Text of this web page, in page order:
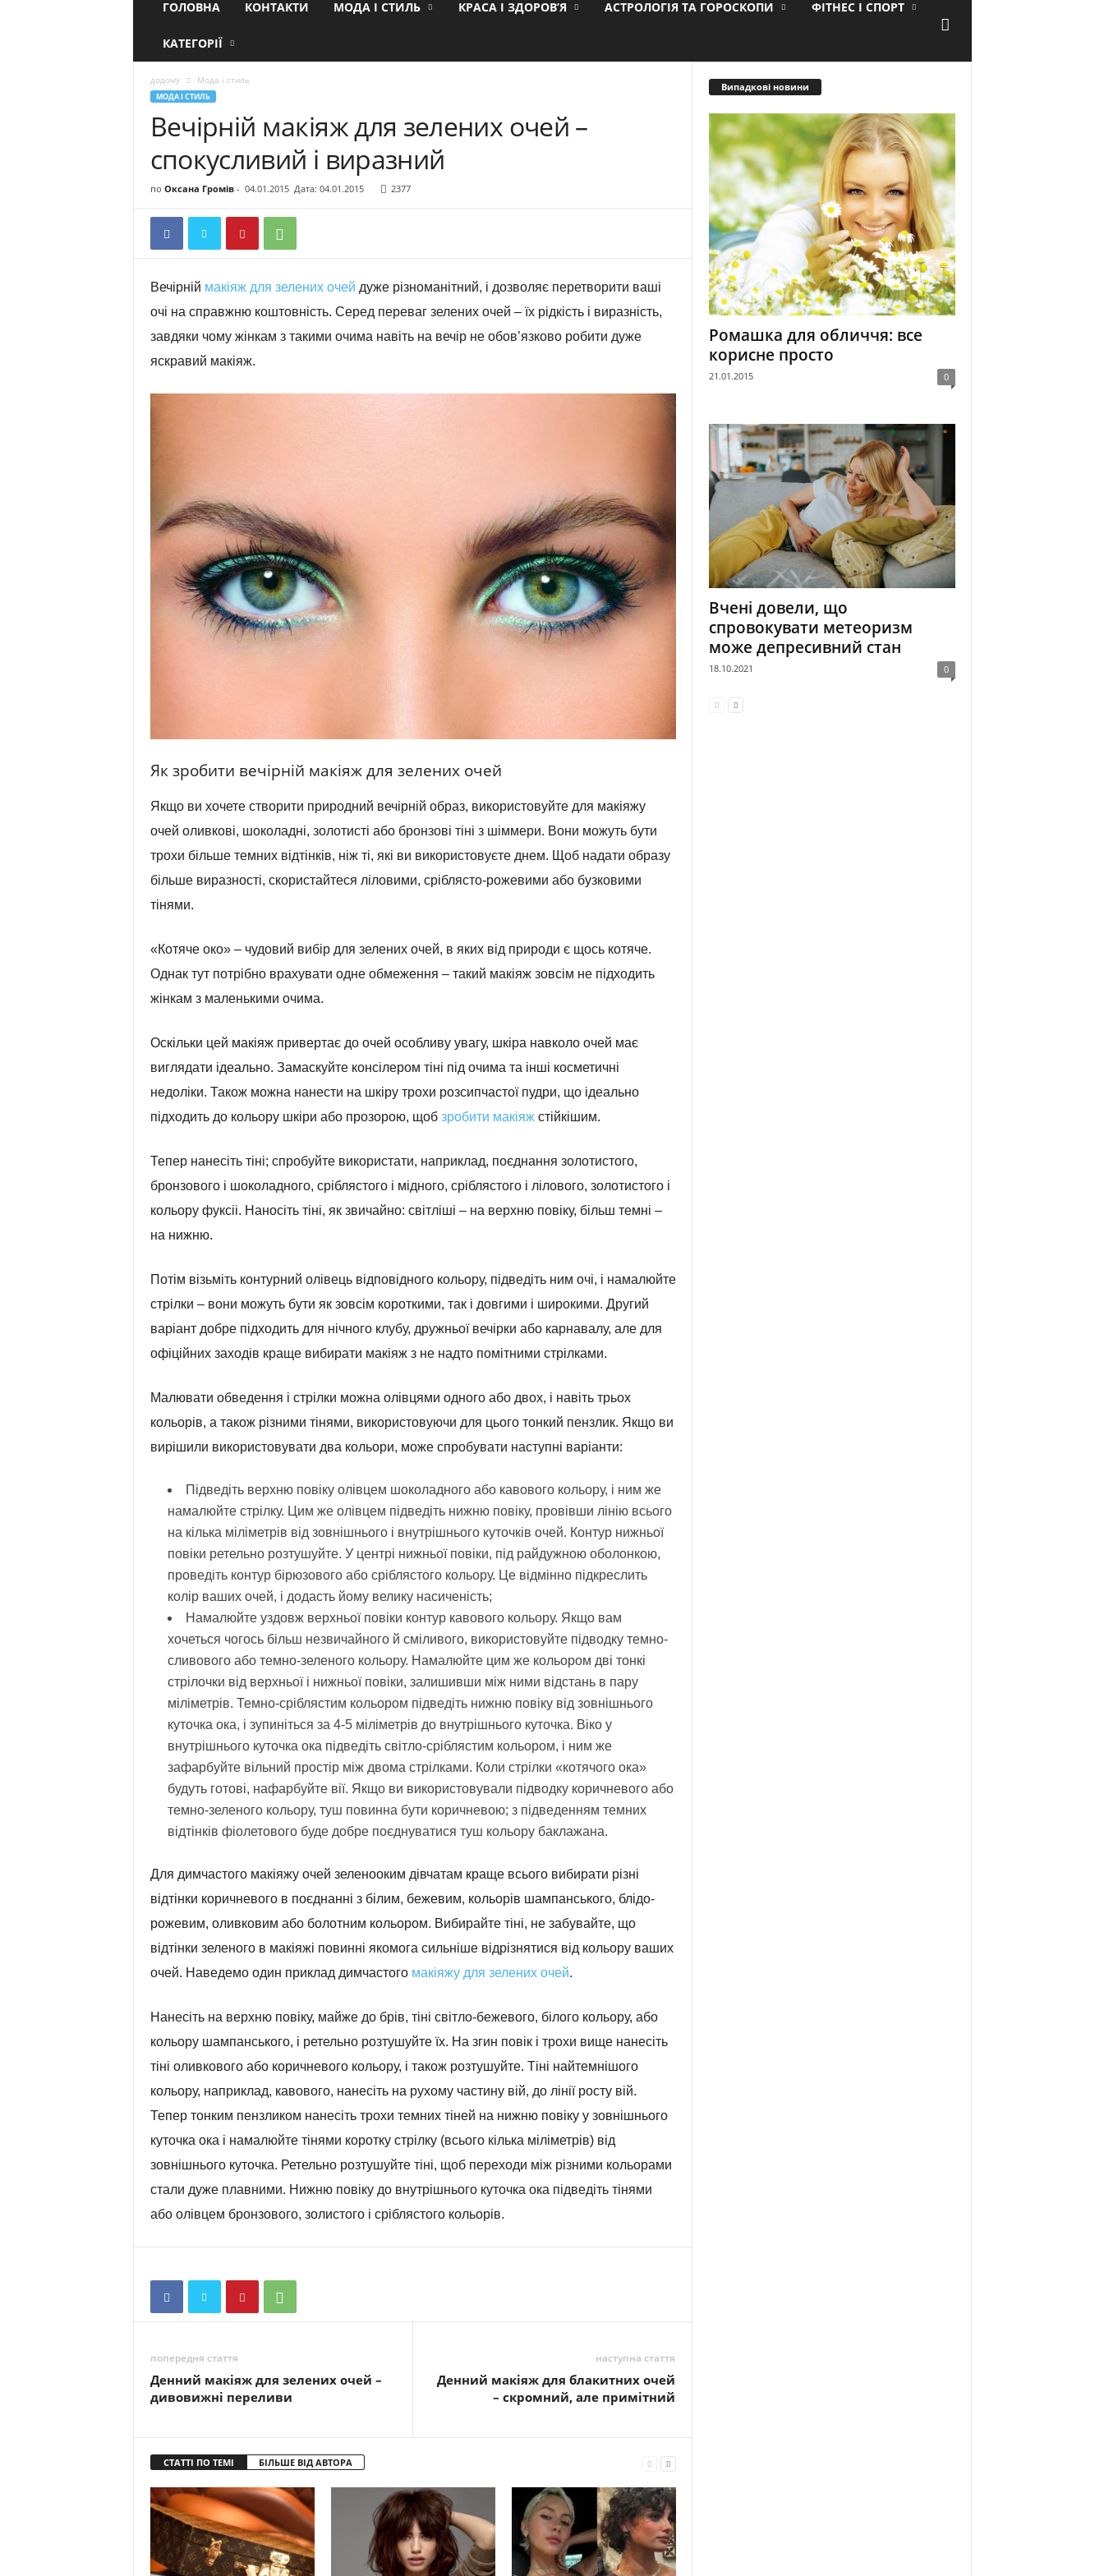
ГОЛОВНА КОНТАКТИ МОДА І СТИЛЬ КРАСА І ЗДОРОВ’Я АСТРОЛОГІЯ ТА ГОРОСКОПИ ФІТНЕС І СПОРТ
КАТЕГОРІЇ
додому Мода і стиль
МОДА І СТИЛЬ
Вечірній макіяж для зелених очей –
спокусливий і виразний
по Оксана Громів- 04.01.2015 Дата: 04.01.2015 2377
Вечірній макіяж для зелених очей дуже різноманітний, і дозволяє перетворити ваші
очі на справжню коштовність. Серед переваг зелених очей – їх рідкість і виразність,
завдяки чому жінкам з такими очима навіть на вечір не обов’язково робити дуже
яскравий макіяж.
Як зробити вечірній макіяж для зелених очей
Якщо ви хочете створити природний вечірній образ, використовуйте для макіяжу
очей оливкові, шоколадні, золотисті або бронзові тіні з шіммери. Вони можуть бути
трохи більше темних відтінків, ніж ті, які ви використовуєте днем. Щоб надати образу
більше виразності, скористайтеся ліловими, сріблясто-рожевими або бузковими
тінями.
«Котяче око» – чудовий вибір для зелених очей, в яких від природи є щось котяче.
Однак тут потрібно врахувати одне обмеження – такий макіяж зовсім не підходить
жінкам з маленькими очима.
Оскільки цей макіяж привертає до очей особливу увагу, шкіра навколо очей має
виглядати ідеально. Замаскуйте консілером тіні під очима та інші косметичні
недоліки. Також можна нанести на шкіру трохи розсипчастої пудри, що ідеально
підходить до кольору шкіри або прозорою, щоб зробити макіяжстійкішим.
Тепер нанесіть тіні; спробуйте використати, наприклад, поєднання золотистого,
бронзового і шоколадного, сріблястого і мідного, сріблястого і лілового, золотистого і
кольору фуксіі. Наносіть тіні, як звичайно: світліші – на верхню повіку, більш темні –
на нижню.
Потім візьміть контурний олівець відповідного кольору, підведіть ним очі, і намалюйте
стрілки – вони можуть бути як зовсім короткими, так і довгими і широкими. Другий
варіант добре підходить для нічного клубу, дружньої вечірки або карнавалу, але для
офіційних заходів краще вибирати макіяж з не надто помітними стрілками.
Малювати обведення і стрілки можна олівцями одного або двох, і навіть трьох
кольорів, а також різними тінями, використовуючи для цього тонкий пензлик. Якщо ви
вирішили використовувати два кольори, може спробувати наступні варіанти:
Підведіть верхню повіку олівцем шоколадного або кавового кольору, і ним же
намалюйте стрілку. Цим же олівцем підведіть нижню повіку, провівши лінію всього
на кілька міліметрів від зовнішнього і внутрішнього куточків очей. Контур нижньої
повіки ретельно розтушуйте. У центрі нижньої повіки, під райдужною оболонкою,
проведіть контур бірюзового або сріблястого кольору. Це відмінно підкреслить
колір ваших очей, і додасть йому велику насиченість;
Намалюйте уздовж верхньої повіки контур кавового кольору. Якщо вам
хочеться чогось більш незвичайного й сміливого, використовуйте підводку темно-
сливового або темно-зеленого кольору. Намалюйте цим же кольором дві тонкі
стрілочки від верхньої і нижньої повіки, залишивши між ними відстань в пару
міліметрів. Темно-сріблястим кольором підведіть нижню повіку від зовнішнього
куточка ока, і зупиніться за 4-5 міліметрів до внутрішнього куточка. Віко у
внутрішнього куточка ока підведіть світло-сріблястим кольором, і ним же
зафарбуйте вільний простір між двома стрілками. Коли стрілки «котячого ока»
будуть готові, нафарбуйте вії. Якщо ви використовували підводку коричневого або
темно-зеленого кольору, туш повинна бути коричневою; з підведенням темних
відтінків фіолетового буде добре поєднуватися туш кольору баклажана.
Для димчастого макіяжу очей зеленооким дівчатам краще всього вибирати різні
відтінки коричневого в поєднанні з білим, бежевим, кольорів шампанського, блідо-
рожевим, оливковим або болотним кольором. Вибирайте тіні, не забувайте, що
відтінки зеленого в макіяжі повинні якомога сильніше відрізнятися від кольору ваших
очей. Наведемо один приклад димчастогомакіяжу для зелених очей.
Нанесіть на верхню повіку, майже до брів, тіні світло-бежевого, білого кольору, або
кольору шампанського, і ретельно розтушуйте їх. На згин повік і трохи вище нанесіть
тіні оливкового або коричневого кольору, і також розтушуйте. Тіні найтемнішого
кольору, наприклад, кавового, нанесіть на рухому частину вій, до лінії росту вій.
Тепер тонким пензликом нанесіть трохи темних тіней на нижню повіку у зовнішнього
куточка ока і намалюйте тінями коротку стрілку (всього кілька міліметрів) від
зовнішнього куточка. Ретельно розтушуйте тіні, щоб переходи між різними кольорами
стали дуже плавними. Нижню повіку до внутрішнього куточка ока підведіть тінями
або олівцем бронзового, золистого і сріблястого кольорів.
попередня стаття
Денний макіяж для зелених очей –
дивовижні переливи
наступна стаття
Денний макіяж для блакитних очей
– скромний, але примітний
СТАТТІ ПО ТЕМІ БІЛЬШЕ ВІД АВТОРА
Випадкові новини
Ромашка для обличчя: все
корисне просто
21.01.2015 0
Вчені довели, що
спровокувати метеоризм
може депресивний стан
18.10.2021 0